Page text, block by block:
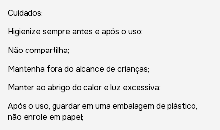
Cuidados:
Higienize sempre antes e após o uso;
Não compartilha;
Mantenha fora do alcance de crianças;
Manter ao abrigo do calor e luz excessiva;
Após o uso, guardar em uma embalagem de plástico,
não enrole em papel;